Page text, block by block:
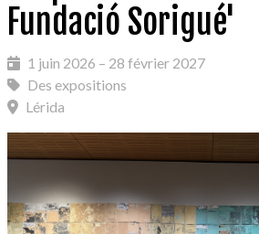
Fundació Sorigué'
1 juin 2026 – 28 février 2027
Des expositions
Lérida